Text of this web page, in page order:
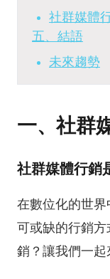
社群媒體
五、結語
未來趨勢
一、社群
社群媒體行銷
在數位化的世
可或缺的行銷
銷？讓我們一起